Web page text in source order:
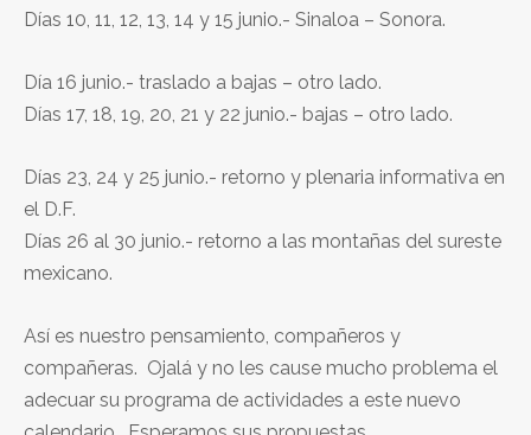
Días 10, 11, 12, 13, 14 y 15 junio.- Sinaloa – Sonora.
Día 16 junio.- traslado a bajas – otro lado.
Días 17, 18, 19, 20, 21 y 22 junio.- bajas – otro lado.
Días 23, 24 y 25 junio.- retorno y plenaria informativa en
el D.F.
Días 26 al 30 junio.- retorno a las montañas del sureste
mexicano.
Así es nuestro pensamiento, compañeros y
compañeras. Ojalá y no les cause mucho problema el
adecuar su programa de actividades a este nuevo